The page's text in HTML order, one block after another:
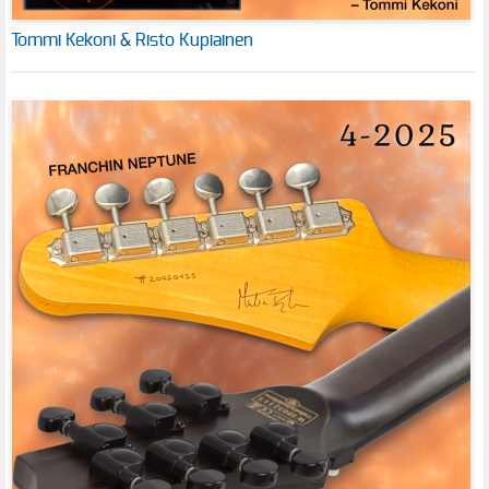
Tommi Kekoni & Risto Kupiainen